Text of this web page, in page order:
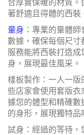
合厚實保暖的材質
著舒適且得體的西裝
量身 ：專業的量體
數據，確保每個尺寸
服務能將西裝打造
身，展現最佳風采。
樣板製作：一人一版
些店家會使用套版衣
據您的體型和精確數
的身形，展現獨特品
試身：經過的等待，